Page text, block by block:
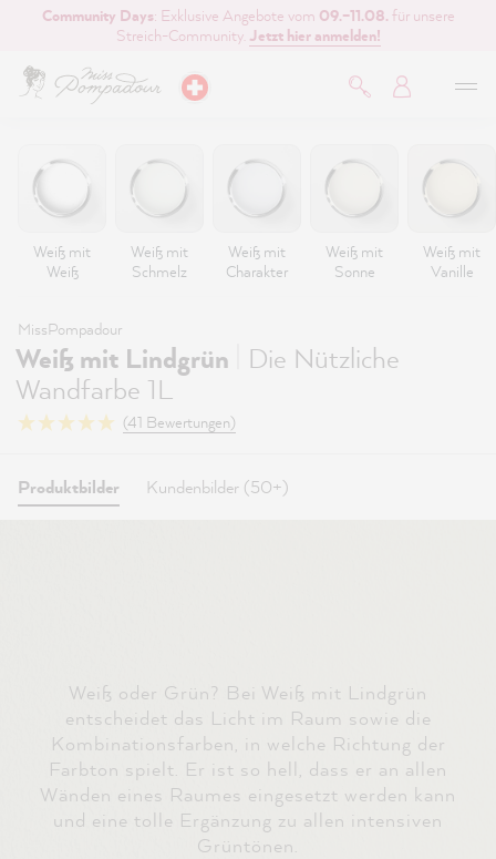
springen
Community Days: Exklusive Angebote vom 09.–11.08. für unsere
Streich-Community. Jetzt hier anmelden!
Weiß mit
Weiß
Weiß mit
Schmelz
Weiß mit
Charakter
Weiß mit
Sonne
Weiß mit
Vanille
MissPompadour
Weiß mit Lindgrün
Die Nützliche
Wandfarbe 1L
(41 Bewertungen)
Produktbilder Kundenbilder (50+)
Weiß oder Grün? Bei Weiß mit Lindgrün
entscheidet das Licht im Raum sowie die
Kombinationsfarben, in welche Richtung der
Farbton spielt. Er ist so hell, dass er an allen
Wänden eines Raumes eingesetzt werden kann
und eine tolle Ergänzung zu allen intensiven
Grüntönen.